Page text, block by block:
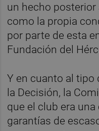
un hecho posterior
como la propia
por parte de esta
Fundación del
Y en cuanto al tipo
la Decisión, la
que el club era
garantías de